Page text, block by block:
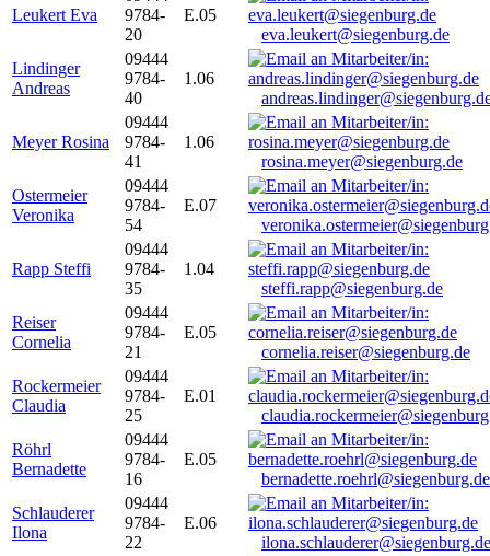
Leukert Eva
9784-
20
E.05
eva.leukert@siegenburg.de
Lindinger
Andreas
09444
9784-
40
1.06
Meyer Rosina
09444
9784-
41
1.06
rosina.meyer@siegenburg.de
Ostermeier
Veronika
09444
9784-
54
E.07
Rapp Steffi
09444
9784-
35
1.04
steffi.rapp@siegenburg.de
Reiser
Cornelia
09444
9784-
21
E.05
cornelia.reiser@siegenburg.de
Rockermeier
Claudia
09444
9784-
25
E.01
Röhrl
Bernadette
09444
9784-
16
E.05
bernadette.roehrl@siegenburg.de
Schlauderer
Ilona
09444
9784-
22
E.06
ilona.schlauderer@siegenburg.de